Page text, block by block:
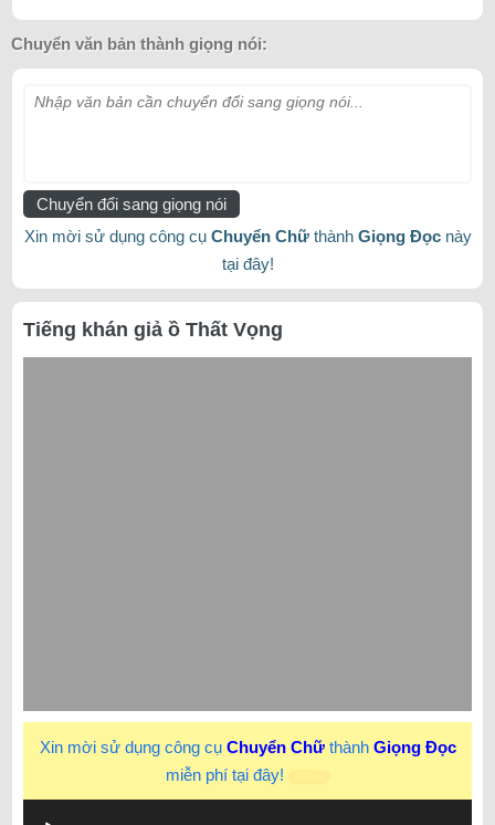
Chuyển văn bản thành giọng nói:
Nhập văn bản cần chuyển đổi sang giọng nói...
Chuyển đổi sang giọng nói
Xin mời sử dụng công cụ Chuyển Chữthành Giọng Đọcnày
tại đây!
Tiếng khán giả ồ Thất Vọng
Xin mời sử dụng công cụ Chuyển Chữthành Giọng Đọc
miễn phí tại đây!